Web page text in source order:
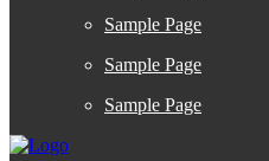
Sample Page
Sample Page
Sample Page